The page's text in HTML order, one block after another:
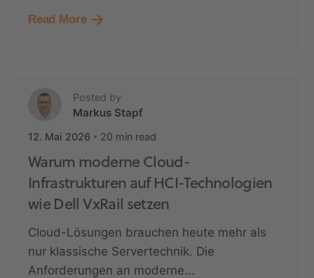
Read More
Posted by
Markus Stapf
12. Mai 2026 20 min read
Warum moderne Cloud-
Infrastrukturen auf HCI-Technologien
wie Dell VxRail setzen
Cloud-Lösungen brauchen heute mehr als
nur klassische Servertechnik. Die
Anforderungen an moderne...